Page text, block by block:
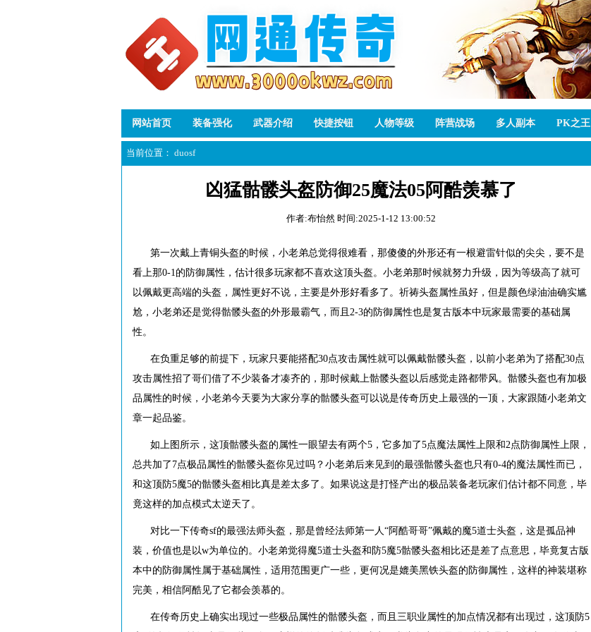
网站首页 装备强化 武器介绍 快捷按钮 人物等级 阵营战场 多人副本 PK之王
当前位置： duosf
凶猛骷髅头盔防御25魔法05阿酷羡慕了
作者:布怡然 时间:2025-1-12 13:00:52
第一次戴上青铜头盔的时候，小老弟总觉得很难看，那傻傻的外形还有一根避雷针似的尖尖，要不是
看上那0-1的防御属性，估计很多玩家都不喜欢这顶头盔。小老弟那时候就努力升级，因为等级高了就可
以佩戴更高端的头盔，属性更好不说，主要是外形好看多了。祈祷头盔属性虽好，但是颜色绿油油确实尴
尬，小老弟还是觉得骷髅头盔的外形最霸气，而且2-3的防御属性也是复古版本中玩家最需要的基础属
性。
在负重足够的前提下，玩家只要能搭配30点攻击属性就可以佩戴骷髅头盔，以前小老弟为了搭配30点
攻击属性招了哥们借了不少装备才凑齐的，那时候戴上骷髅头盔以后感觉走路都带风。骷髅头盔也有加极
品属性的时候，小老弟今天要为大家分享的骷髅头盔可以说是传奇历史上最强的一顶，大家跟随小老弟文
章一起品鉴。
如上图所示，这顶骷髅头盔的属性一眼望去有两个5，它多加了5点魔法属性上限和2点防御属性上限，
总共加了7点极品属性的骷髅头盔你见过吗？小老弟后来见到的最强骷髅头盔也只有0-4的魔法属性而已，
和这顶防5魔5的骷髅头盔相比真是差太多了。如果说这是打怪产出的极品装备老玩家们估计都不同意，毕
竟这样的加点模式太逆天了。
对比一下传奇sf的最强法师头盔，那是曾经法师第一人“阿酷哥哥”佩戴的魔5道士头盔，这是孤品神
装，价值也是以w为单位的。小老弟觉得魔5道士头盔和防5魔5骷髅头盔相比还是差了点意思，毕竟复古版
本中的防御属性属于基础属性，适用范围更广一些，更何况是媲美黑铁头盔的防御属性，这样的神装堪称
完美，相信阿酷见了它都会羡慕的。
在传奇历史上确实出现过一些极品属性的骷髅头盔，而且三职业属性的加点情况都有出现过，这顶防5